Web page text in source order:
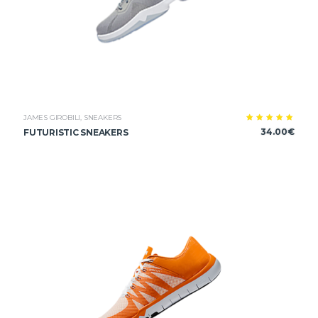
JAMES GIROBILI, SNEAKERS
FUTURISTIC SNEAKERS
Note
5.00
34.00€